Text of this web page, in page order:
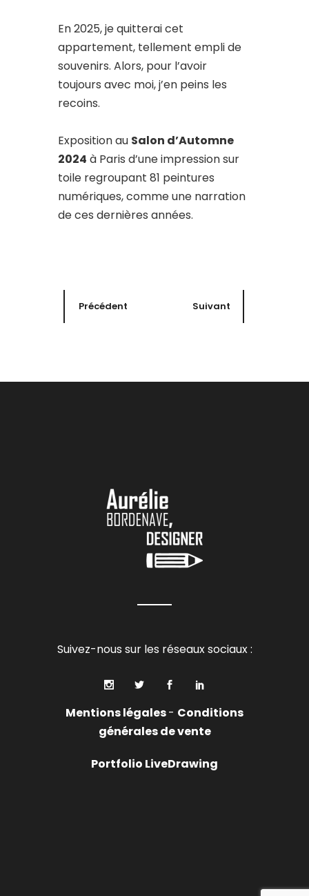
En 2025, je quitterai cet
appartement, tellement empli de
souvenirs. Alors, pour l’avoir
toujours avec moi, j’en peins les
recoins.
Exposition au Salon d’Automne
2024 à Paris d’une impression sur
toile regroupant 81 peintures
numériques, comme une narration
de ces dernières années.
Précédent Suivant
Suivez-nous sur les réseaux sociaux :
Mentions légales- Conditions
générales de vente
Portfolio LiveDrawing